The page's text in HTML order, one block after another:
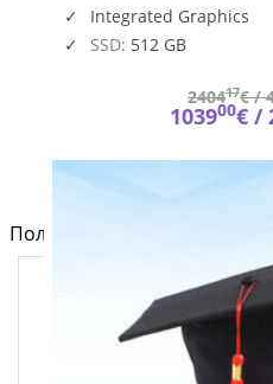
Integrated Graphics
SSD: 512 GB
240417€ /
103900€ /
Полезно от блога за